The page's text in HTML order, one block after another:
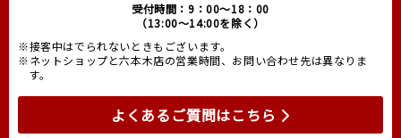
受付時間：9：00～18：00
（13:00～14:00を除く）
※接客中はでられないときもございます。
※ネットショップと六本木店の営業時間、お問い合わせ先は異なりま
す。
よくあるご質問はこちら